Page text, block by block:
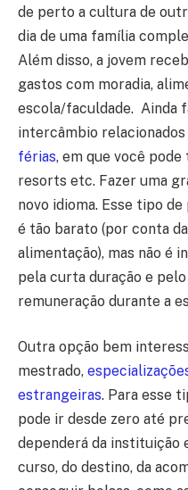
de perto a cultura de
dia de uma família
Além disso, a jovem
gastos com moradia,
escola/faculdade. Ainda
intercâmbio relacionados
férias, em que você
resorts etc. Fazer uma
novo idioma. Esse tipo
é tão barato (por conta
alimentação), mas não é
pela curta duração e
remuneração durante a
Outra opção bem
mestrado,
estrangeiras. Para esse
pode ir desde zero até
dependerá da instituição
curso, do destino, da